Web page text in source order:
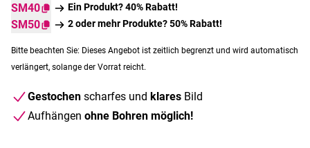
SM40
Ein Produkt? 40% Rabatt!
SM50 2 oder mehr Produkte? 50% Rabatt!
Bitte beachten Sie: Dieses Angebot ist zeitlich begrenzt und wird automatisch
verlängert, solange der Vorrat reicht.
Gestochen scharfes und klares Bild
Aufhängen ohne Bohren möglich!